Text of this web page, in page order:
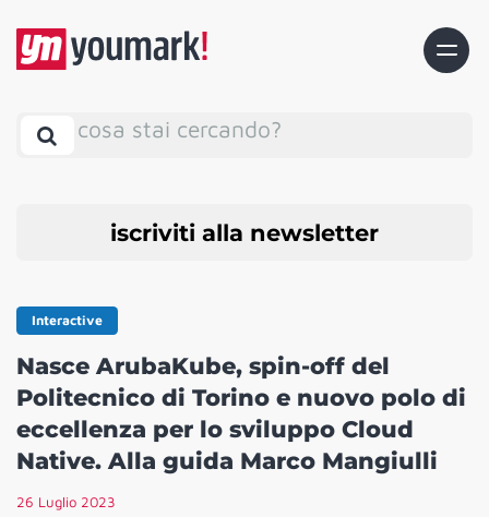
cosa stai cercando?
iscriviti alla newsletter
Interactive
Nasce ArubaKube, spin-off del
Politecnico di Torino e nuovo polo di
eccellenza per lo sviluppo Cloud
Native. Alla guida Marco Mangiulli
26 Luglio 2023